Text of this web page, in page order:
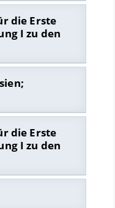
und
Anwendung
die Erste
I zu den
sozialen
die Erste
I zu den